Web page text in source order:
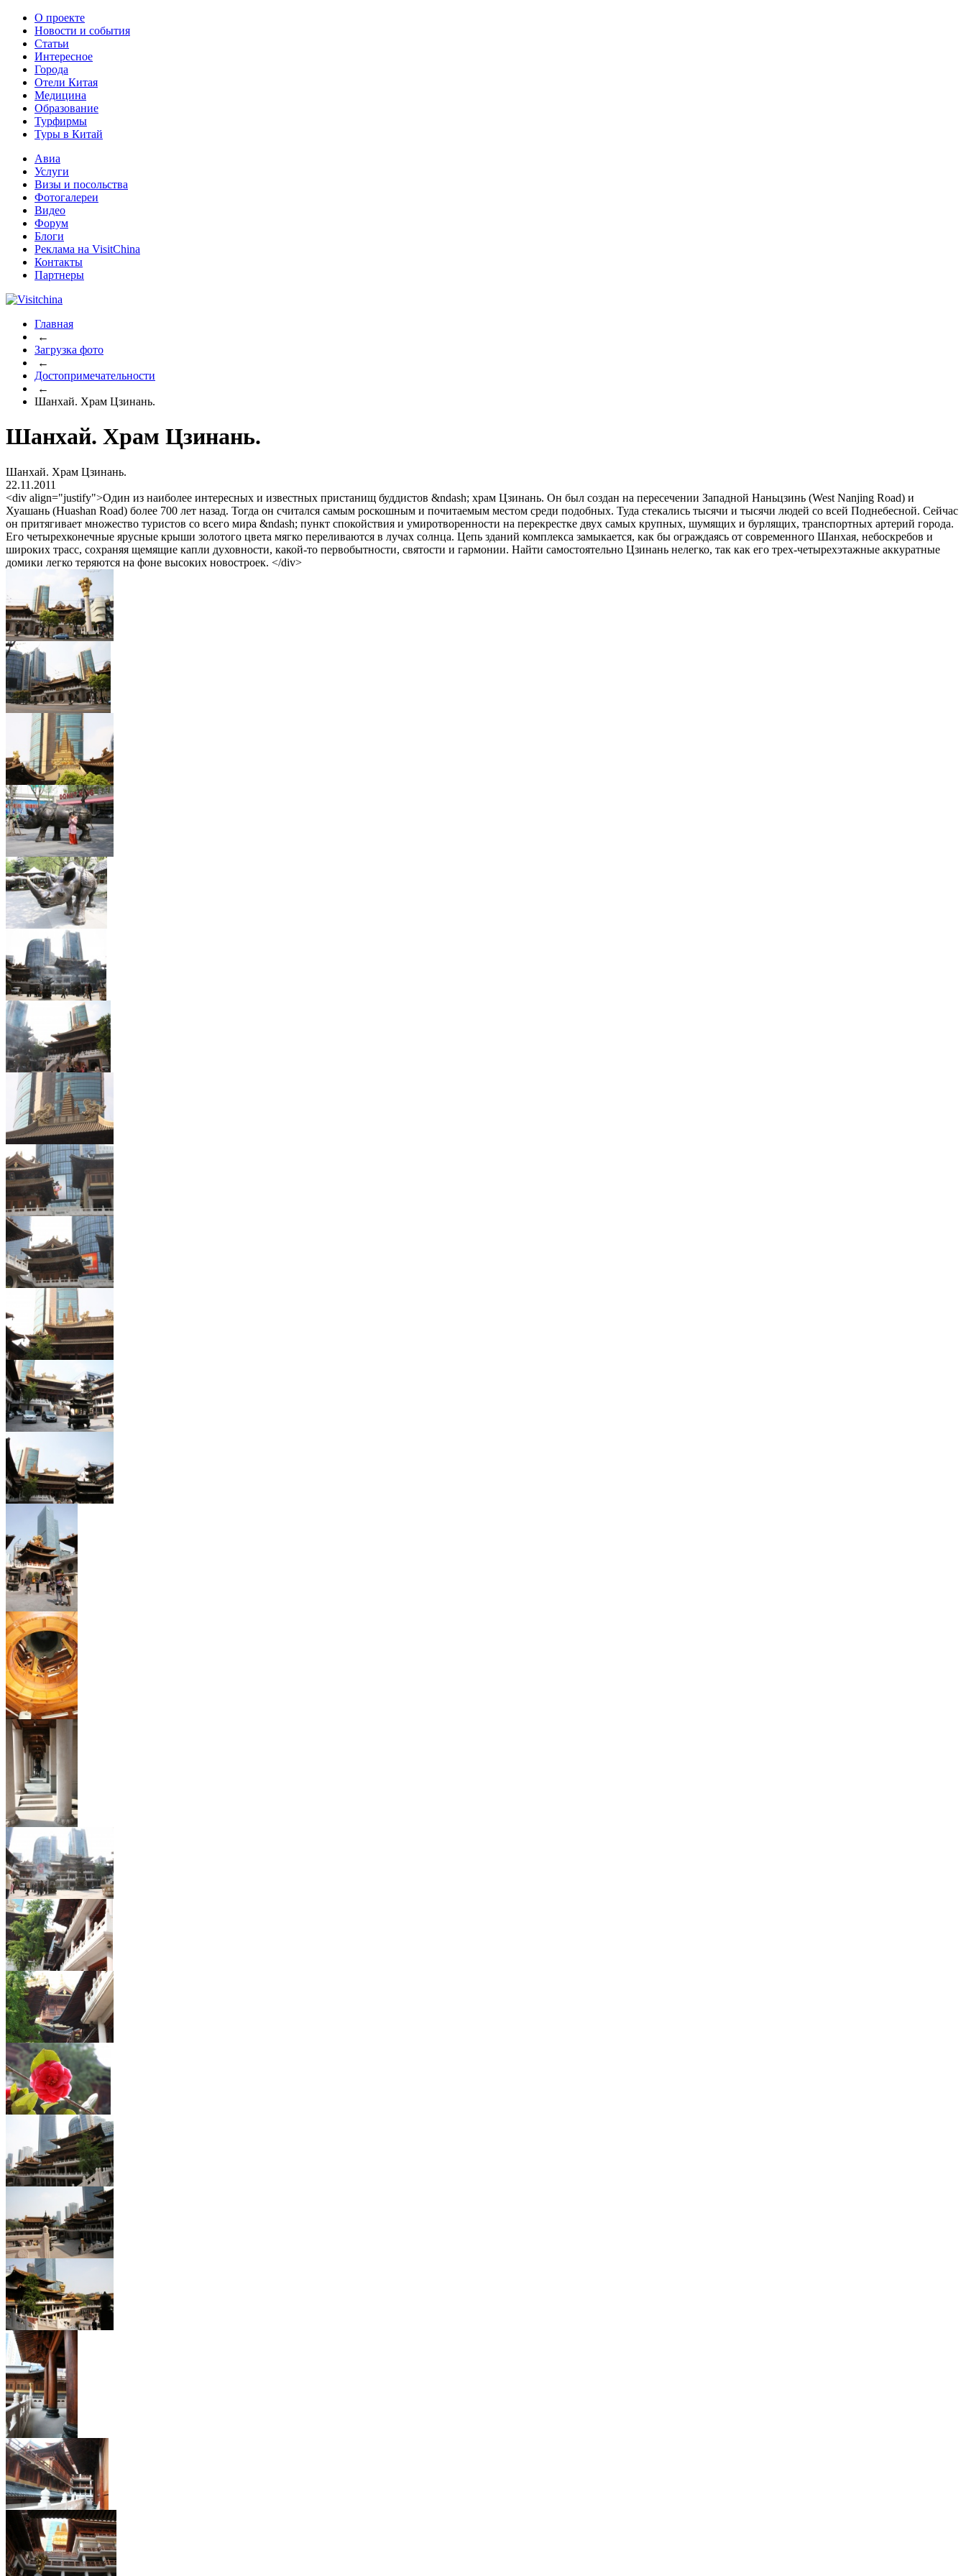
О проекте
Новости и события
Статьи
Интересное
Города
Отели Китая
Медицина
Образование
Турфирмы
Туры в Китай
Авиа
Услуги
Визы и посольства
Фотогалереи
Видео
Форум
Блоги
Реклама на VisitChina
Контакты
Партнеры
Главная
←
Загрузка фото
←
Достопримечательности
←
Шанхай. Храм Цзинань.
Шанхай. Храм Цзинань.
Шанхай. Храм Цзинань.
22.11.2011
<div align="justify">Один из наиболее интересных и известных пристанищ буддистов &ndash; храм Цзинань. Он был создан на пересечении Западной Наньцзинь (West Nanjing Road) и
Хуашань (Huashan Road) более 700 лет назад. Тогда он считался самым роскошным и почитаемым местом среди подобных. Туда стекались тысячи и тысячи людей со всей Поднебесной. Сейчас
он притягивает множество туристов со всего мира &ndash; пункт спокойствия и умиротворенности на перекрестке двух самых крупных, шумящих и бурлящих, транспортных артерий города.
Его четырехконечные ярусные крыши золотого цвета мягко переливаются в лучах солнца. Цепь зданий комплекса замыкается, как бы ограждаясь от современного Шанхая, небоскребов и
широких трасс, сохраняя щемящие капли духовности, какой-то первобытности, святости и гармонии. Найти самостоятельно Цзинань нелегко, так как его трех-четырехэтажные аккуратные
домики легко теряются на фоне высоких новостроек. </div>